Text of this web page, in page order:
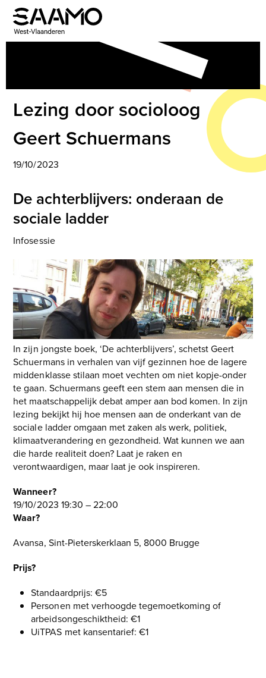
Skip
content
Open
mobile
Close
mobile
Lezing door socioloog
Geert Schuermans
19/10/2023
De achterblijvers: onderaan de
sociale ladder
Infosessie
In zijn jongste boek, ‘De achterblijvers’, schetst Geert
Schuermans in verhalen van vijf gezinnen hoe de lagere
middenklasse stilaan moet vechten om niet kopje-onder
te gaan. Schuermans geeft een stem aan mensen die in
het maatschappelijk debat amper aan bod komen. In zijn
lezing bekijkt hij hoe mensen aan de onderkant van de
sociale ladder omgaan met zaken als werk, politiek,
klimaatverandering en gezondheid. Wat kunnen we aan
die harde realiteit doen? Laat je raken en
verontwaardigen, maar laat je ook inspireren.
Wanneer?
19/10/2023 19:30 – 22:00
Waar?
Avansa, Sint-Pieterskerklaan 5, 8000 Brugge
Prijs?
Standaardprijs: €5
Personen met verhoogde tegemoetkoming of
arbeidsongeschiktheid: €1
UiTPAS met kansentarief: €1